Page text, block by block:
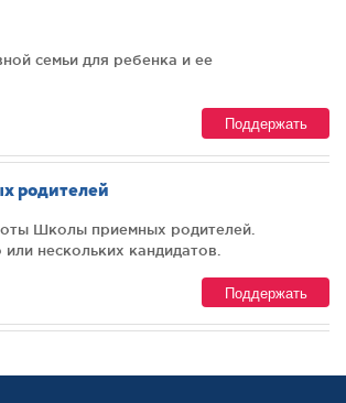
семьи для ребенка и ее
Поддержать
родителей
Школы приемных родителей.
нескольких кандидатов.
Поддержать